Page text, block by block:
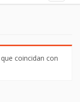
coincidan con